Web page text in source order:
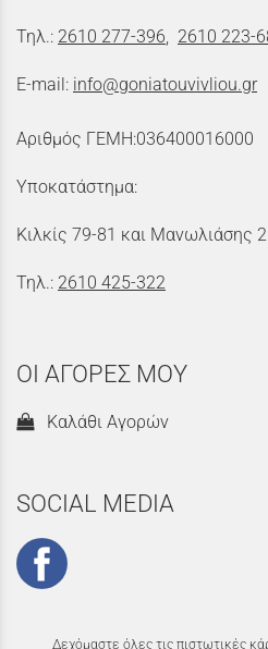
Τηλ.: 2610 277-396 2610 223-
E-mail: info@goniatouvivliou.gr
Αριθμός ΓΕΜΗ:036400016000
Υποκατάστημα:
Κιλκίς 79-81 και Μανωλιάσης
Τηλ.: 2610 425-322
ΟΙ ΑΓΟΡΕΣ ΜΟΥ
Καλάθι Αγορών
SOCIAL MEDIA
Δεχόμαστε όλες τις πιστωτικές